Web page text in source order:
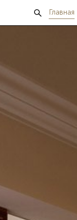
Главная